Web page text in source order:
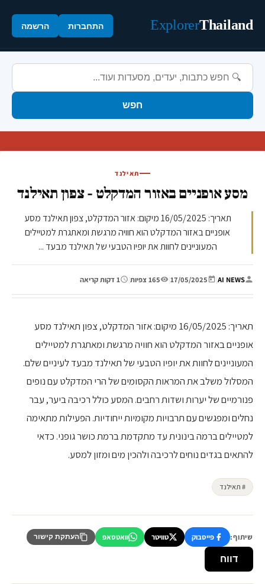
Thailand
Explorer התחברות הרשמה
חפש
תאילנד
מסע אופניים באזור המדקלט - צפון תאילנד
תאריך: 16/05/2025 מיקום: אזור המדקלט, צפון תאילנד מסע
אופניים באזור המדקלט הוא חוויה מרגשת ומאתגרת למטיילים
המעוניינים לחוות את יופיו הטבעי של תאילנד מבעד ...
AI NEWS
|
17/05/2025
| 165 צפיות | 1 דקות קריאה
תאריך: 16/05/2025 מיקום: אזור המדקלט, צפון תאילנד מסע
אופניים באזור המדקלט הוא חוויה מרגשת ומאתגרת למטיילים
המעוניינים לחוות את יופיו הטבעי של תאילנד מבעד לעיניים שלם.
המסלול משלב את המראות הקסומים של הרי המדקלט עם נופים
פנורמיים של יערות ושדות רחבים. המסע כולל רכיבה ביער, עבר
נחלים ומפגשים עם תרבויות מקומיות ייחודיות. הפעילות מתאימה
למטיילים ברמה בינונית עד מתקדמת ברמת כושר גופני. כדאי
להתאים בגדים נוחים לרכיבה ולהכין מים ומזון למסע.
# תאילנד
שיתוף: פייסבוק טוויטר וואטסאפ העתקת קישור
דווח